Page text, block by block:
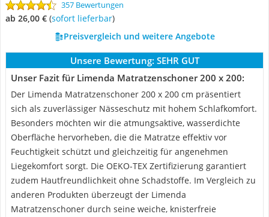
357 Bewertungen
ab 26,00 € ( Sofort lieferbar)
Preisvergleich und weitere Angebote
Unsere Bewertung: SEHR GUT
Unser Fazit für Limenda Matratzenschoner 200 x 200:
Der Limenda Matratzenschoner 200 x 200 cm präsentiert
sich als zuverlässiger Nässeschutz mit hohem Schlafkomfort.
Besonders möchten wir die atmungsaktive, wasserdichte
Oberfläche hervorheben, die die Matratze effektiv vor
Feuchtigkeit schützt und gleichzeitig für angenehmen
Liegekomfort sorgt. Die OEKO-TEX Zertifizierung garantiert
zudem Hautfreundlichkeit ohne Schadstoffe. Im Vergleich zu
anderen Produkten überzeugt der Limenda
Matratzenschoner durch seine weiche, knisterfreie